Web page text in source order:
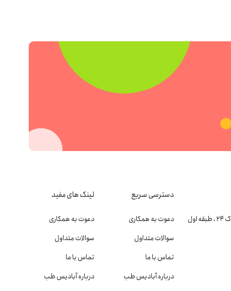
دسترسی سریع
دعوت به همکاری
سوالات متداول
تماس با ما
درباره آبادیس طب
لینک های مفید
دعوت به همکاری
سوالات متداول
تماس با ما
درباره آبادیس طب